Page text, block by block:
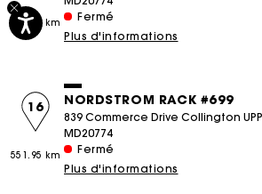
551.95 km
Fermé
Plus d'informations
NORDSTROM RACK #699
16
551.95 km
839 Commerce Drive Collington
MD20774
Fermé
Plus d'informations